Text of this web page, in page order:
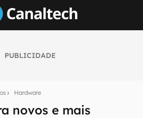
PUBLICIDADE
Hardware
novos e mais
sobre tecnologia em primeira